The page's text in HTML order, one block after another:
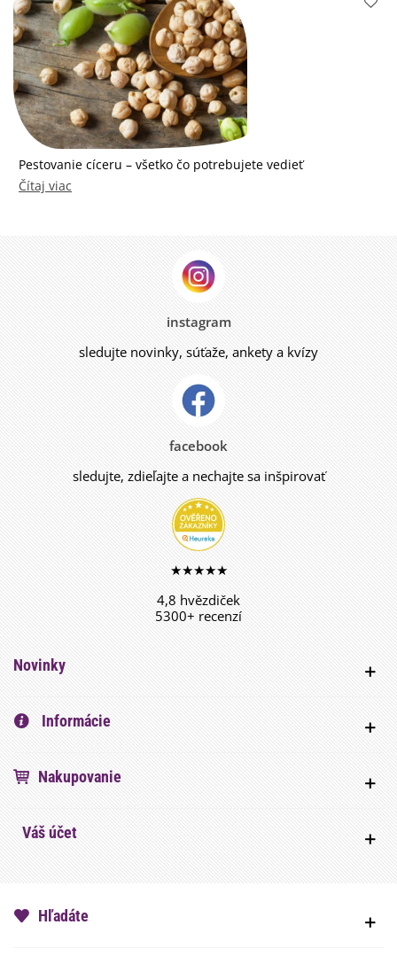
Pestovanie cíceru – všetko čo potrebujete vedieť
Čítaj viac
instagram
sledujte novinky, súťaže, ankety a kvízy
facebook
sledujte, zdieľajte a nechajte sa inšpirovať
★★★★★
4,8 hvězdiček
5300+ recenzí
Novinky
Informácie
Nakupovanie
Váš účet
Hľadáte